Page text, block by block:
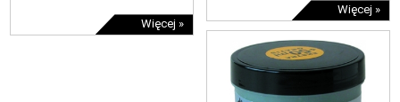
Więcej »
Więcej »